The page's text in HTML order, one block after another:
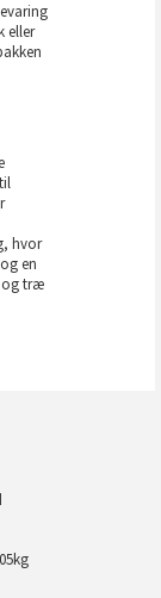
eller
hvor
en
og træ